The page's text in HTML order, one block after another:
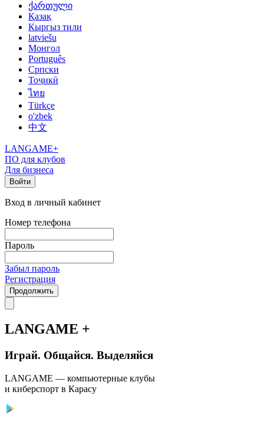
ქართული
Қазақ
Кыргыз тили
latviešu
Монгол
Português
Српски
Тоҷикӣ
ไทย
Türkçe
o'zbek
中文
LANGAME+
ПО для клубов
Для бизнеса
Войти
Вход в личный кабинет
Номер телефона
Пароль
Забыл пароль
Регистрация
Продолжить
LANGAME +
Играй. Общайся. Выделяйся
LANGAME — компьютерные клубы
и киберспорт в Карасу